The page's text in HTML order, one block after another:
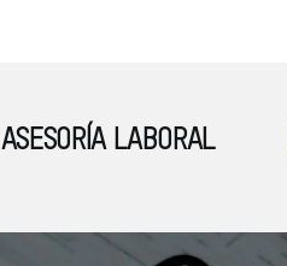
ASESORÍA LABORAL